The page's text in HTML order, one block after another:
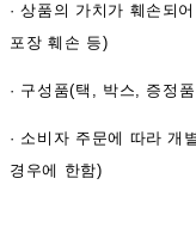
·상품의 가치가 훼손되
포장 훼손 등)
· 구성품(택, 박스, 증정
· 소비자 주문에 따라 개
경우에 한함)